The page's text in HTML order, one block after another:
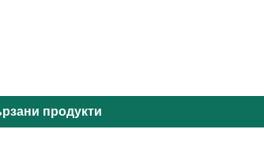
продукти